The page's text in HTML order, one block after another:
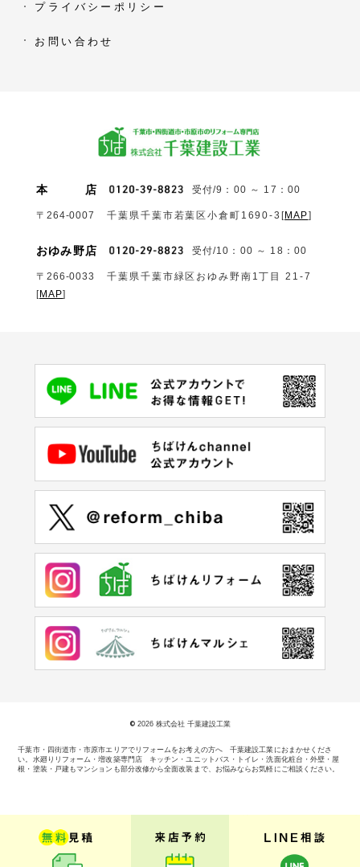
プライバシーポリシー
お問い合わせ
本 店 受付/9：00 ～ 17：00
〒264-0007 千葉県千葉市若葉区小倉町1690‐3 [MAP]
おゆみ野店 受付/10：00 ～ 18：00
〒266-0033
千葉県千葉市緑区おゆみ野南1丁目 21-7
[MAP]
千葉市・四街道市・市原市エリアでリフォームをお考えの方へ 千葉建設工業におまかせくださ
い。 水廻りリフォーム・増改築専門店 キッチン・ユニットバス・トイレ・洗面化粧台・外壁・屋
根・塗装・戸建もマンションも部分改修から全面改装まで、お悩みならお気軽にご相談ください。
© 2026 株式会社 千葉建設工業